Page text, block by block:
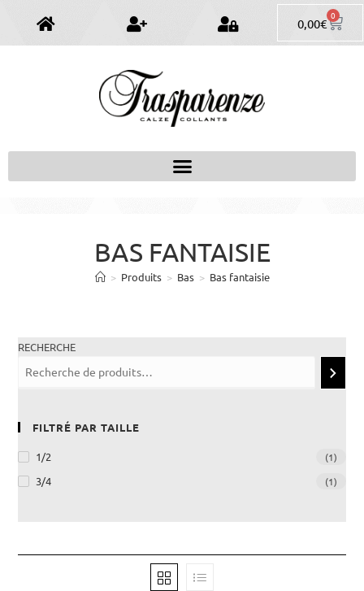
0,00€ 0
BAS FANTAISIE
> Produits > Bas > Bas fantaisie
RECHERCHE
FILTRÉ PAR TAILLE
1/2 (1)
3/4 (1)